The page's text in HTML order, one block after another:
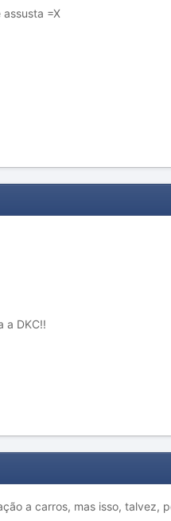
=X
a DKC!!
a carros, mas isso, talvez,